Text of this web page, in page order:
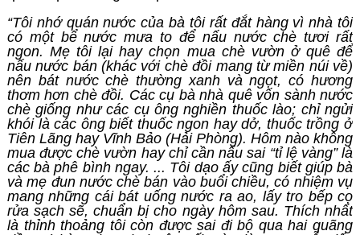
“Tôi nhớ quán nước của bà tôi rất đắt hàng vì nhà tôi
có một bể nước mưa to để nấu nước chè tươi rất
ngon. Mẹ tôi lại hay chọn mua chè vườn ở quê để
nấu nước bán (khác với chè đồi mang từ miền núi về)
nên bát nước chè thường xanh và ngọt, có hương
thơm hơn chè đồi. Các cụ bà nhà quê vốn sành nước
chè giống như các cụ ông nghiền thuốc lào; chỉ ngửi
khói là các ông biết thuốc ngon hay dở, thuốc trồng ở
Tiên Lãng hay Vĩnh Bảo (Hải Phòng). Hôm nào không
mua được chè vườn hay chỉ cần nấu sai “tỉ lệ vàng” là
các bà phê bình ngay. ... Tôi dạo ấy cũng biết giúp bà
và mẹ đun nước chè bán vào buổi chiều, có nhiệm vụ
mang những cái bát uống nước ra ao, lấy tro bếp cọ
rửa sạch sẽ, chuẩn bị cho ngày hôm sau. Thích nhất
là thỉnh thoảng tôi còn được sai đi bộ qua hai quãng